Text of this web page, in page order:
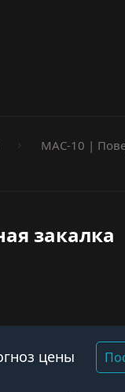
MAC-10 |
закалка
цены